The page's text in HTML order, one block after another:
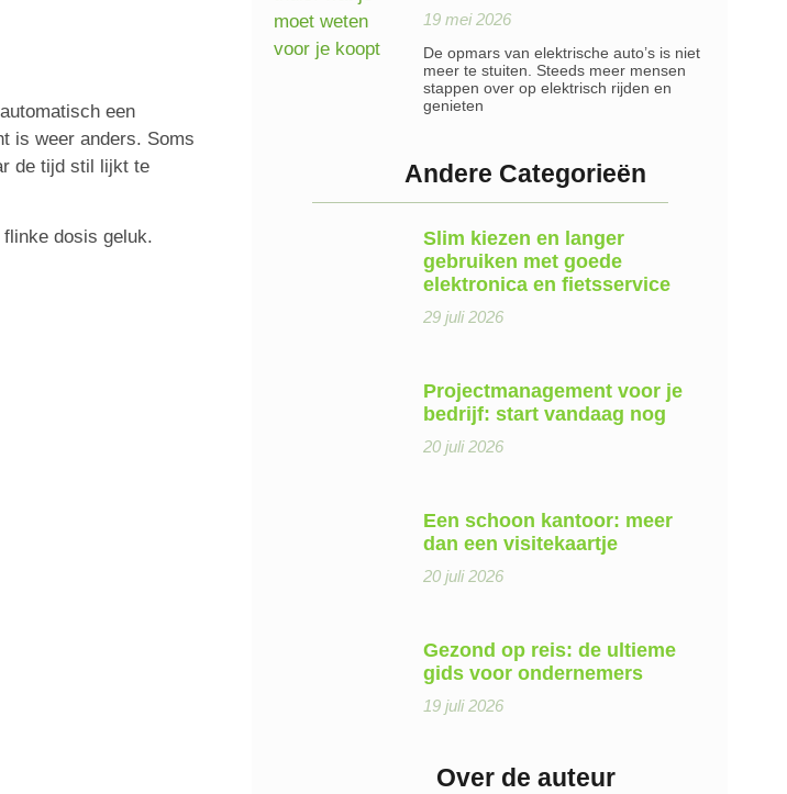
een
is weer anders. Soms
de tijd stil lijkt te
dosis geluk.
19 mei 2026
De opmars van elektrische auto’s is niet
meer te stuiten. Steeds meer mensen
stappen over op elektrisch rijden en
genieten
Andere Categorieën
Slim kiezen en langer
gebruiken met goede
elektronica en fietsservice
29 juli 2026
Projectmanagement voor je
bedrijf: start vandaag nog
20 juli 2026
Een schoon kantoor: meer
dan een visitekaartje
20 juli 2026
Gezond op reis: de ultieme
gids voor ondernemers
19 juli 2026
Over de auteur